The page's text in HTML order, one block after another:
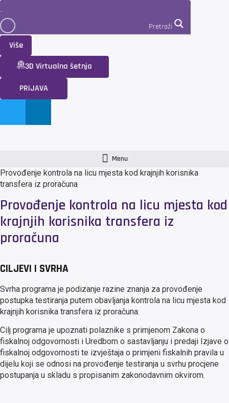
Pretraži
Više
3D Virtualna šetnja
PRIJAVA
Menu
Provođenje kontrola na licu mjesta kod krajnjih korisnika
transfera iz proračuna
Provođenje kontrola na licu mjesta kod
krajnjih korisnika transfera iz
proračuna
CILJEVI I SVRHA
Svrha programa je podizanje razine znanja za provođenje
postupka testiranja putem obavljanja kontrola na licu mjesta kod
krajnjih korisnika transfera iz proračuna.
Cilj programa je upoznati polaznike s primjenom Zakona o
fiskalnoj odgovornosti i Uredbom o sastavljanju i predaji Izjave o
fiskalnoj odgovornosti te izvještaja o primjeni fiskalnih pravila u
dijelu koji se odnosi na provođenje testiranja u svrhu procjene
postupanja u skladu s propisanim zakonodavnim okvirom.